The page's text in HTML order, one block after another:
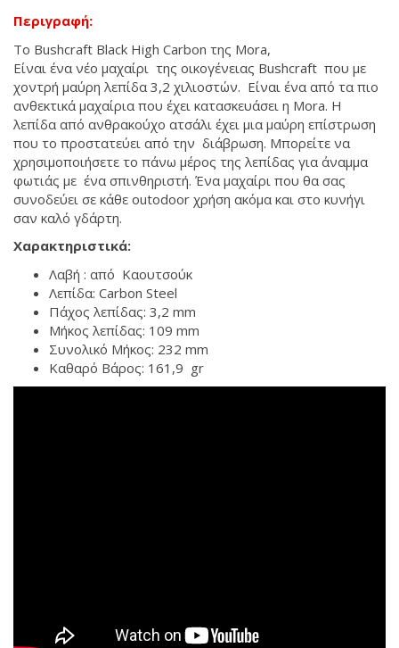
Περιγραφή:
Το Bushcraft Black High Carbon της Mora,
Είναι ένα νέο μαχαίρι της οικογένειας Bushcraft που με
χοντρή μαύρη λεπίδα 3,2 χιλιοστών. Είναι ένα από τα πιο
ανθεκτικά μαχαίρια που έχει κατασκευάσει η Mora. Η
λεπίδα από ανθρακούχο ατσάλι έχει μια μαύρη επίστρωση
που το προστατεύει από την διάβρωση. Μπορείτε να
χρησιμοποιήσετε το πάνω μέρος της λεπίδας για άναμμα
φωτιάς με ένα σπινθηριστή. Ένα μαχαίρι που θα σας
συνοδεύει σε κάθε outodoor χρήση ακόμα και στο κυνήγι
σαν καλό γδάρτη.
Χαρακτηριστικά:
Λαβή : από Καουτσούκ
Λεπίδα: Carbon Steel
Πάχος λεπίδας: 3,2 mm
Μήκος λεπίδας: 109 mm
Συνολικό Μήκος: 232 mm
Καθαρό Βάρος: 161,9 gr